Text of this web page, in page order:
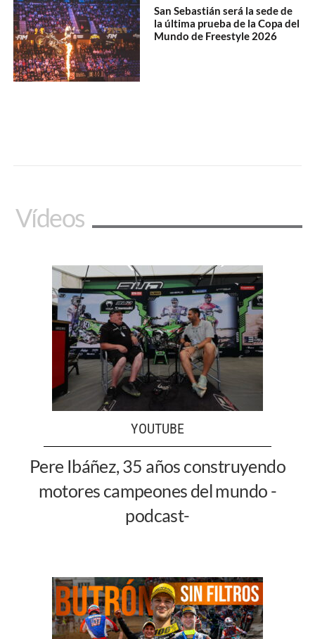
San Sebastián será la sede de
la última prueba de la Copa del
Mundo de Freestyle 2026
Vídeos
YOUTUBE
Pere Ibáñez, 35 años construyendo
motores campeones del mundo -
podcast-